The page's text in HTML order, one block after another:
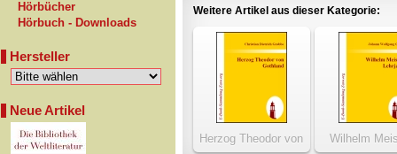
Hörbücher
Hörbuch - Downloads
Hersteller
Neue Artikel
Weitere Artikel aus dieser Kategorie:
Herzog Theodor von
Wilhelm